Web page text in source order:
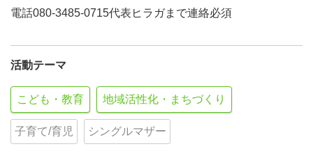
電話080-3485-0715代表ヒラガまで連絡必須
活動テーマ
こども・教育 地域活性化・まちづくり
子育て/育児 シングルマザー